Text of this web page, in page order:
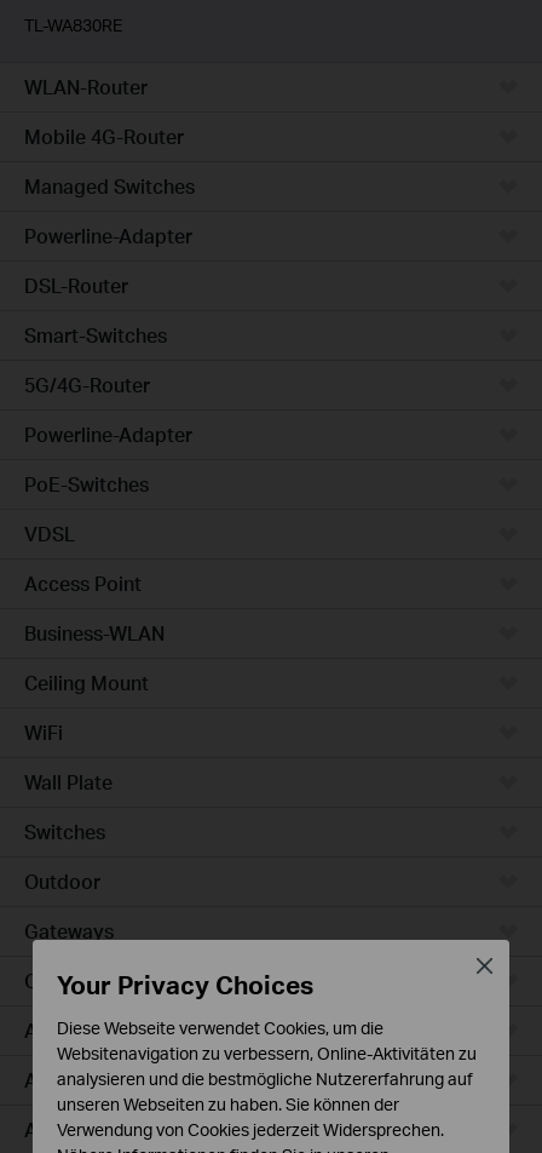
TL-WA830RE
WLAN-Router
Mobile 4G-Router
Managed Switches
Powerline-Adapter
DSL-Router
Smart-Switches
5G/4G-Router
Powerline-Adapter
PoE-Switches
VDSL
Access Point
Business-WLAN
Ceiling Mount
WiFi
Wall Plate
Switches
Outdoor
Gateways
Campus
Access Max
Aggregation
Access Plus
Your Privacy Choices
Diese Webseite verwendet Cookies, um die
Websitenavigation zu verbessern, Online-Aktivitäten zu
analysieren und die bestmögliche Nutzererfahrung auf
unseren Webseiten zu haben. Sie können der
Verwendung von Cookies jederzeit Widersprechen.
Close